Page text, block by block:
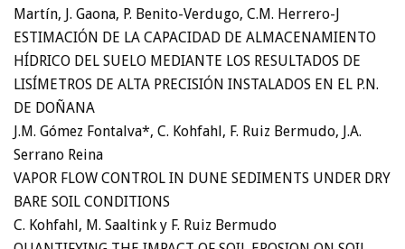
Martín, J. Gaona, P. Benito-Verdugo, C.M. Herrero-J
ESTIMACIÓN DE LA CAPACIDAD DE ALMACENAMIENTO
HÍDRICO DEL SUELO MEDIANTE LOS RESULTADOS DE
LISÍMETROS DE ALTA PRECISIÓN INSTALADOS EN EL P.N.
DE DOÑANA
J.M. Gómez Fontalva*, C. Kohfahl, F. Ruiz Bermudo, J.A.
Serrano Reina
VAPOR FLOW CONTROL IN DUNE SEDIMENTS UNDER DRY
BARE SOIL CONDITIONS
C. Kohfahl, M. Saaltink y F. Ruiz Bermudo